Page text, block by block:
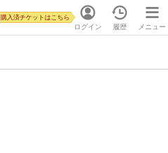
ログイン
購入済チケットはこちら
履歴 メニュー